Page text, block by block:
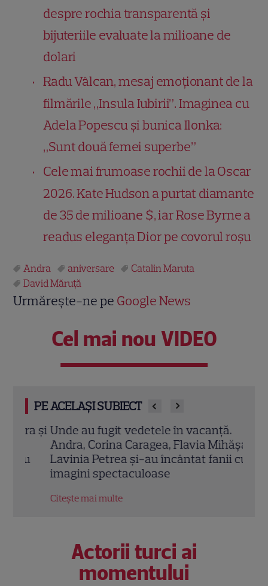
despre rochia transparentă și
bijuteriile evaluate la milioane de
dolari
Radu Vâlcan, mesaj emoționant de la
filmările „Insula Iubirii”. Imaginea cu
Adela Popescu și bunica Ilonka:
„Sunt două femei superbe”
Cele mai frumoase rochii de la Oscar
2026. Kate Hudson a purtat diamante
de 35 de milioane $, iar Rose Byrne a
readus eleganța Dior pe covorul roșu
Andra aniversare
Catalin Maruta
David Măruță
Urmărește-ne pe Google News
Cel mai nou VIDEO
PE ACELAȘI SUBIECT
Unde au fugit vedetele în vacanță.
Andra, Corina Caragea, Flavia Mihășan și
Lavinia Petrea și-au încântat fanii cu
imagini spectaculoase
Citește mai multe
Actorii turci ai
momentului